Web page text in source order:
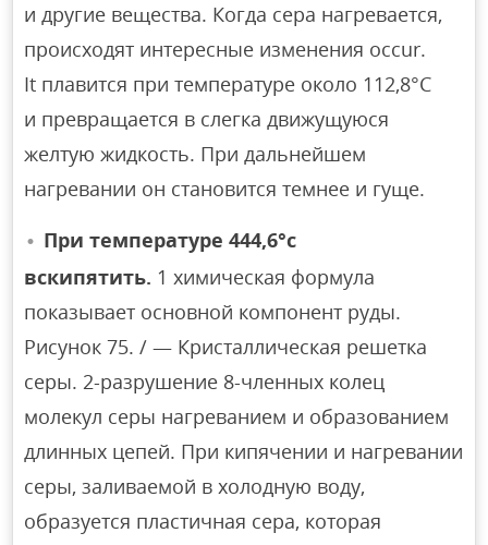
и другие вещества. Когда сера нагревается,
происходят интересные изменения occur.
It плавится при температуре около 112,8°C
и превращается в слегка движущуюся
желтую жидкость. При дальнейшем
нагревании он становится темнее и гуще.
При температуре 444,6°с
вскипятить. 1 химическая формула
показывает основной компонент руды.
Рисунок 75. / — Кристаллическая решетка
серы. 2-разрушение 8-членных колец
молекул серы нагреванием и образованием
длинных цепей. При кипячении и нагревании
серы, заливаемой в холодную воду,
образуется пластичная сера, которая